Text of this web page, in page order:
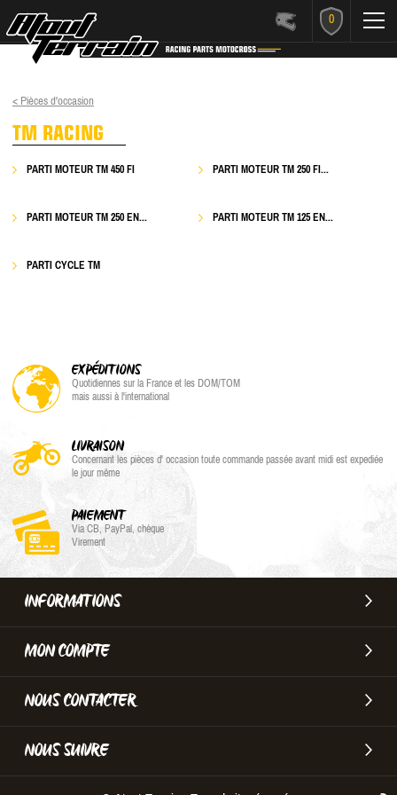
0
< Pièces d'occasion
TM RACING
PARTI MOTEUR TM 450 FI PARTI MOTEUR TM 250 FI...
PARTI MOTEUR TM 250 EN... PARTI MOTEUR TM 125 EN...
PARTI CYCLE TM
EXPÉDITIONS
Quotidiennes sur la France et les DOM/TOM
mais aussi à l'international
LIVRAISON
Concernant les pièces d' occasion toute commande passée avant midi est expediée
le jour même
PAIEMENT
Via CB, PayPal, chèque
Virement
INFORMATIONS
MON COMPTE
NOUS CONTACTER
NOUS SUIVRE